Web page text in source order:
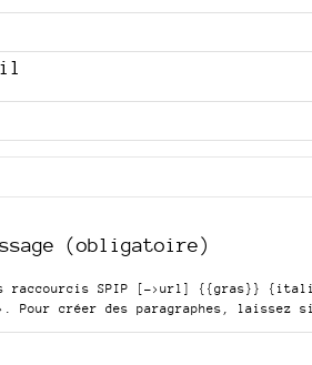
(obligatoire)
raccourcis SPIP [->url] {{gras}}
. Pour créer des paragraphes, laissez